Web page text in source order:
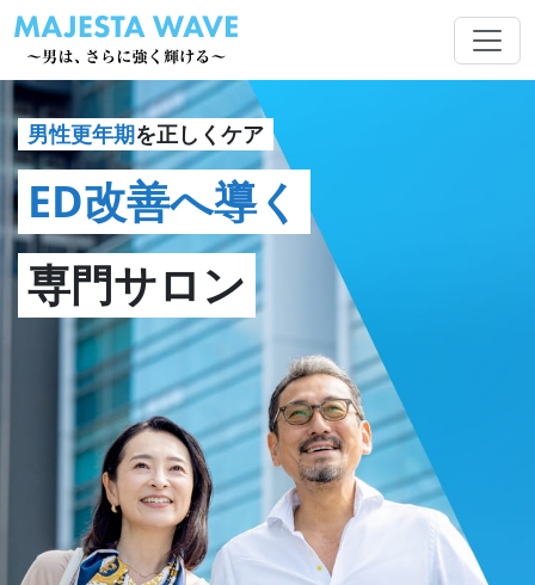
男性更年期を正しくケア
ED改善へ導く
専門サロン